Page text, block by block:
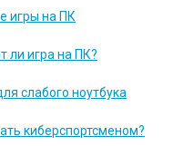
игры на ПК
ли игра на ПК?
слабого ноутбука
киберспортсменом?